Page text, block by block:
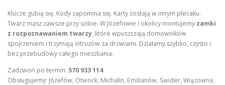
Klucze gubią się. Kody zapomina się. Karty zostają w innym plecaku.
Twarz masz zawsze przy sobie. W Józefowie i okolicy montujemy zamki
z rozpoznawaniem twarzy, które wpuszczają domowników
spojrzeniem i trzymają intruzów za drzwiami. Działamy szybko, czysto i
bez przebudowy całego mieszkania.
Zadzwoń po termin: 570 933 114
Obsługujemy: Józefów, Otwock, Michalin, Emilianów, Świder, Wiązowna,